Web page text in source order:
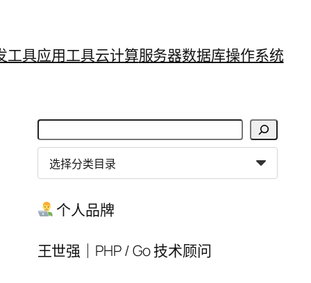
工具应用工具云计算服务器数据库操作系统
搜
索
分
类
录 个人品牌
王世强｜PHP / Go 技术顾问